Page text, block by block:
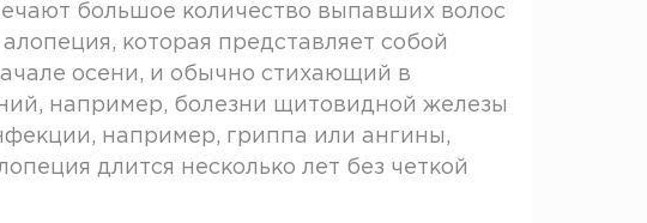
большое количество выпавших волос
которая представляет собой
осени, и обычно стихающий в
например, болезни щитовидной железы
например, гриппа или ангины,
длится несколько лет без четкой